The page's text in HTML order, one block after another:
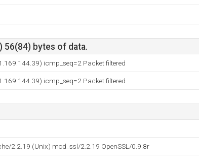
56(84) bytes of data.
icmp_seq=2 Packet filtered
icmp_seq=2 Packet filtered
2.2.19 (Unix) mod_ssl/2.2.19 OpenSSL/0.9.8r